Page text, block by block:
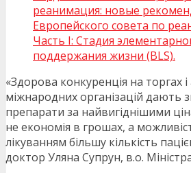
реанимация: новые
Европейского совета по
Часть I: Стадия
поддержания жизни (BLS).
«Здорова конкуренція на торгах
міжнародних організацій дають
препарати за найвигіднішими
не економія в грошах, а
лікуванням більшу кількість
доктор Уляна Супрун, в.о.